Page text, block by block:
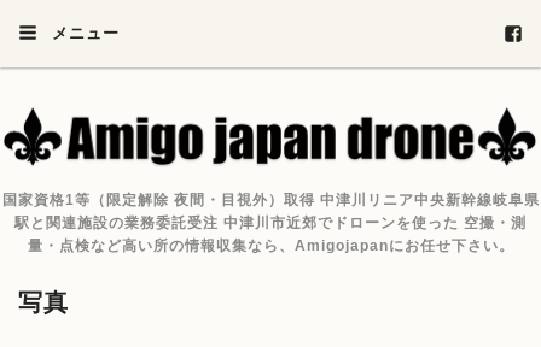
メニュー
国家資格1等（限定解除 夜間・目視外）取得 中津川リニア中央新幹線岐阜県
駅と関連施設の業務委託受注 中津川市近郊でドローンを使った 空撮・測
量・点検など高い所の情報収集なら、Amigojapanにお任せ下さい。
写真